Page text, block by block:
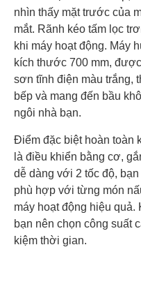
nhìn thấy mặt trước của
mắt. Rãnh kéo tấm lọc
khi máy hoạt động. Máy
kích thước 700 mm,
sơn tĩnh điện màu trắng,
bếp và mang đến bầu
ngôi nhà bạn.
Điểm đặc biệt hoàn toàn
là điều khiển bằng cơ,
dễ dàng với 2 tốc độ,
phù hợp với từng món
máy hoạt động hiệu
bạn nên chọn công suất
kiệm thời gian.